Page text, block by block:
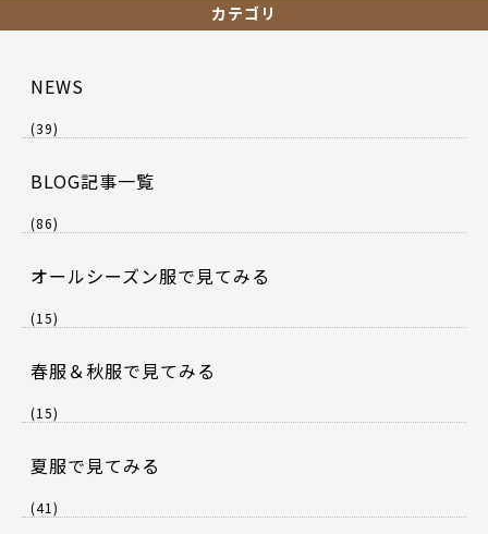
カテゴリ
NEWS
(39)
BLOG記事一覧
(86)
オールシーズン服で見てみる
(15)
春服＆秋服で見てみる
(15)
夏服で見てみる
(41)